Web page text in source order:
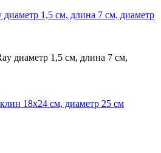
1,5 см, длина 7 см, диаметр